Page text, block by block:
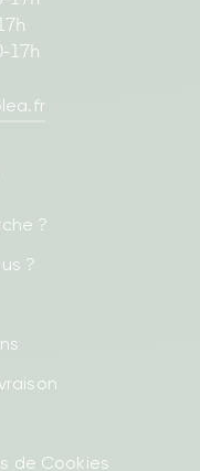
17h
?
?
de Cookies